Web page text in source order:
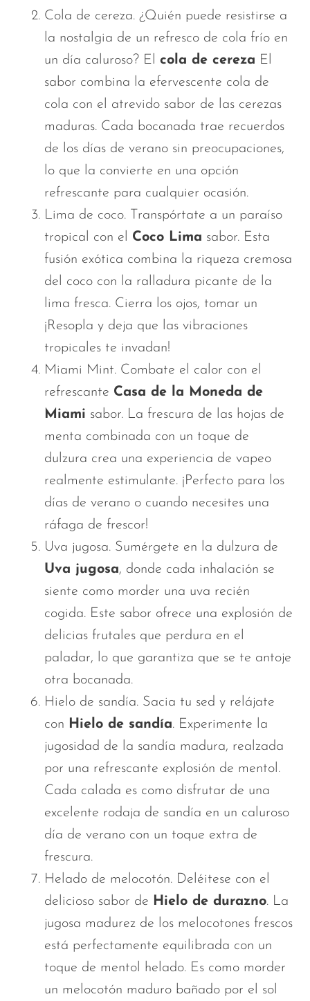
Cola de cereza. ¿Quién puede resistirse a
la nostalgia de un refresco de cola frío en
un día caluroso? El cola de cereza El
sabor combina la efervescente cola de
cola con el atrevido sabor de las cerezas
maduras. Cada bocanada trae recuerdos
de los días de verano sin preocupaciones,
lo que la convierte en una opción
refrescante para cualquier ocasión.
Lima de coco. Transpórtate a un paraíso
tropical con el Coco Lima sabor. Esta
fusión exótica combina la riqueza cremosa
del coco con la ralladura picante de la
lima fresca. Cierra los ojos, tomar un
¡Resopla y deja que las vibraciones
tropicales te invadan!
Miami Mint. Combate el calor con el
refrescante Casa de la Moneda de
Miami sabor. La frescura de las hojas de
menta combinada con un toque de
dulzura crea una experiencia de vapeo
realmente estimulante. ¡Perfecto para los
días de verano o cuando necesites una
ráfaga de frescor!
Uva jugosa. Sumérgete en la dulzura de
Uva jugosa, donde cada inhalación se
siente como morder una uva recién
cogida. Este sabor ofrece una explosión de
delicias frutales que perdura en el
paladar, lo que garantiza que se te antoje
otra bocanada.
Hielo de sandía. Sacia tu sed y relájate
con Hielo de sandía. Experimente la
jugosidad de la sandía madura, realzada
por una refrescante explosión de mentol.
Cada calada es como disfrutar de una
excelente rodaja de sandía en un caluroso
día de verano con un toque extra de
frescura.
Helado de melocotón. Deléitese con el
delicioso sabor de Hielo de durazno. La
jugosa madurez de los melocotones frescos
está perfectamente equilibrada con un
toque de mentol helado. Es como morder
un melocotón maduro bañado por el sol